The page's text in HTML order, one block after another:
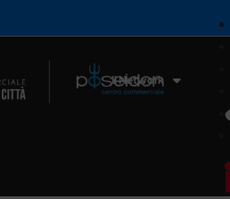
Il Network